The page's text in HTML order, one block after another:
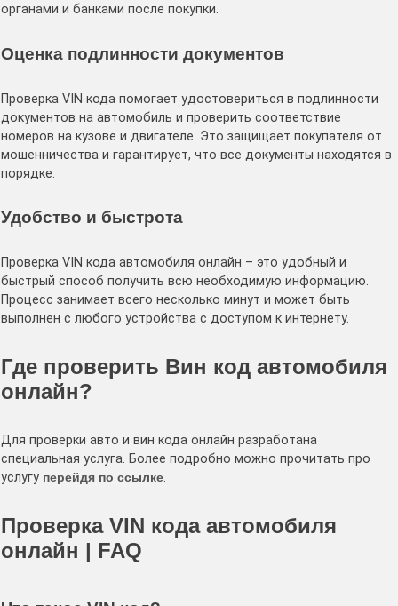
органами и банками после покупки.
Оценка подлинности документов
Проверка VIN кода помогает удостовериться в подлинности
документов на автомобиль и проверить соответствие
номеров на кузове и двигателе. Это защищает покупателя от
мошенничества и гарантирует, что все документы находятся в
порядке.
Удобство и быстрота
Проверка VIN кода автомобиля онлайн – это удобный и
быстрый способ получить всю необходимую информацию.
Процесс занимает всего несколько минут и может быть
выполнен с любого устройства с доступом к интернету.
Где проверить Вин код автомобиля
онлайн?
Для проверки авто и вин кода онлайн разработана
специальная услуга. Более подробно можно прочитать про
услугу перейдя по ссылке.
Проверка VIN кода автомобиля
онлайн | FAQ